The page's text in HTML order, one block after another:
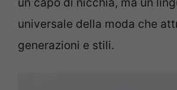
universale della moda che
generazioni e stili.